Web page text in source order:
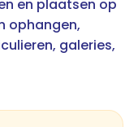
en plaatsen op
ophangen,
galeries,